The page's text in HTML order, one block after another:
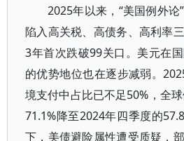
2025年以来，“美国例外论
陷入高关税、高债务、高利率
3年首次跌破99关口。美元在
的优势地位也在逐步减弱。
境支付中占比已不足50%，全
71.1%降至2024年四季度的
下，美债避险属性遭受质疑，